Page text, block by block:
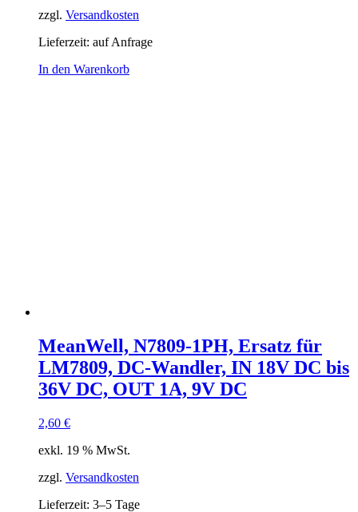
zzgl. Versandkosten
Lieferzeit: auf Anfrage
In den Warenkorb
MeanWell, N7809-1PH, Ersatz für
LM7809, DC-Wandler, IN 18V DC bis
36V DC, OUT 1A, 9V DC
2,60 €
exkl. 19 % MwSt.
zzgl. Versandkosten
Lieferzeit: 3–5 Tage